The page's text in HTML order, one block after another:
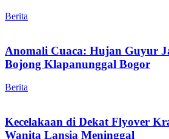
Berita
Anomali Cuaca: Hujan Guyur
Bojong Klapanunggal Bogor
Berita
Kecelakaan di Dekat Flyover
Wanita Lansia Meninggal